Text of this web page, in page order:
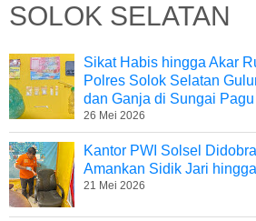
SOLOK SELATAN
Sikat Habis hingga Akar
Polres Solok Selatan
dan Ganja di Sungai Pagu
26 Mei 2026
Kantor PWI Solsel
Amankan Sidik Jari
21 Mei 2026